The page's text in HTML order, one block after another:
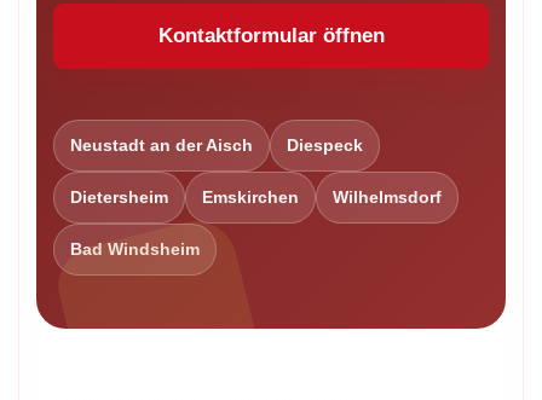
Kontaktformular öffnen
Neustadt an der Aisch Diespeck
Dietersheim Emskirchen Wilhelmsdorf
Bad Windsheim